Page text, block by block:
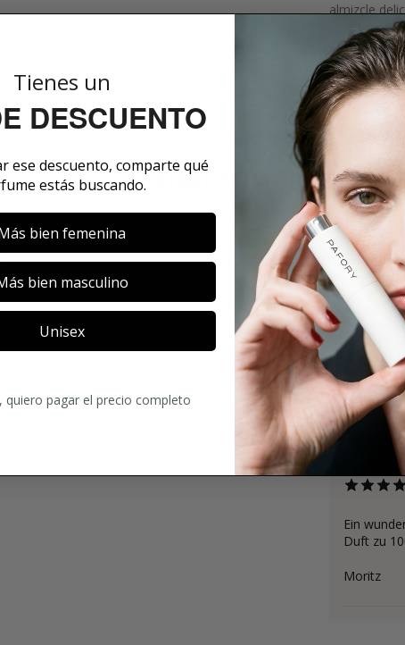
almizcle
seguirlos.
SOBRE LA
COMENTARIOS
4.6
Nicht
Elisabeth
Ein
Duft zu
Moritz
Tienes un
DESCUENTO
ese descuento, comparte qué
estás buscando.
bien femenina
bien masculino
Unisex
quiero pagar el precio completo